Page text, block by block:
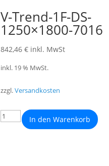
V-Trend-1F-DS-
1250×1800-7016
842,46 € inkl. MwSt
inkl. 19 % MwSt.
zzgl.Versandkosten
In den Warenkorb